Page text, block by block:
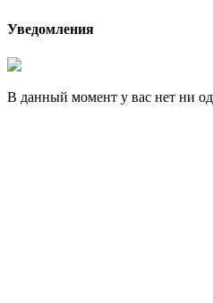
Уведомления
В данный момент у вас нет ни